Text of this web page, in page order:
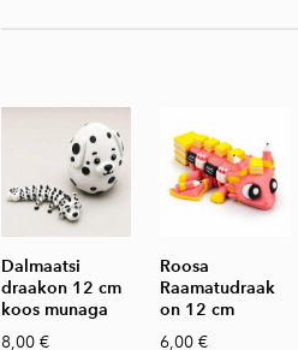
Dalmaatsi
draakon 12 cm
koos munaga
8,00 €
Roosa
Raamatudraak
on 12 cm
6,00 €